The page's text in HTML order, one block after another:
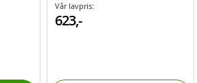
Vår lavpris:
623,-